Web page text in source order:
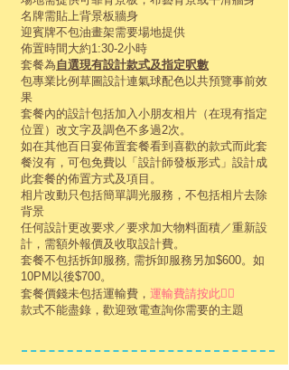
名牌需貼上背景板牆身
迎賓牌不包油畫架需要場地提供
佈置時間大約1:30-2小時
套餐為自選現有設計款式及指定呎數
包專業比例草圖設計連氣球配色以共預覽事前效
果
套餐內的設計包括加入小朋友相片（在現有指定
位置）改文字及調色不多過2次。
如在其他百日宴佈置套餐看到喜歡的款式而此套
餐沒有，可包免費以「設計師發板形式」設計成
此套餐的佈置方式及項目。
相片改動只包括簡單調光服務，不包括相片去除
背景
任何設計更改要求／要求加大物料面積／重新設
計， 需額外報價及收取設計費。
套餐不包括拆卸服務, 需拆卸服務另加$600。如
10PM以後$700。
套餐價錢未包括運輸費， 運輸費請按此👉🏻
款式不能盡錄，歡迎致電查詢你需要的主題